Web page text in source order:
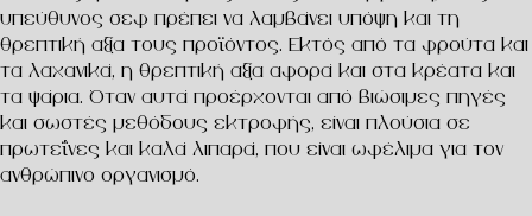
υπεύθυνος σεφ πρέπει να λαμβάνει υπόψη και τη
θρεπτική αξία τους προϊόντος. Εκτός από τα φρούτα και
τα λαχανικά, η θρεπτική αξία αφορά και στα κρέατα και
τα ψάρια. Όταν αυτά προέρχονται από βιώσιμες πηγές
και σωστές μεθόδους εκτροφής, είναι πλούσια σε
πρωτεΐνες και καλά λιπαρά, που είναι ωφέλιμα για τον
ανθρώπινο οργανισμό.